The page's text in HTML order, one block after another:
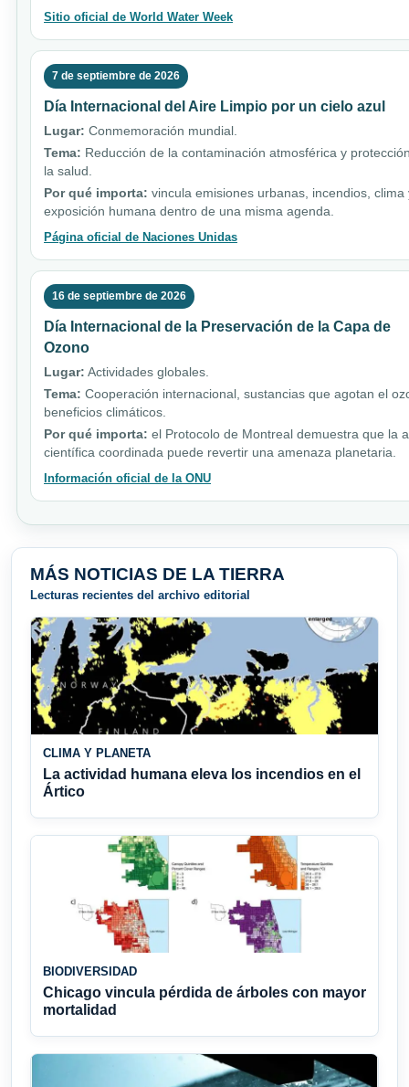
Sitio oficial de World Water Week
7 de septiembre de 2026
Día Internacional del Aire Limpio por un cielo azul
Lugar: Conmemoración mundial.
Tema: Reducción de la contaminación atmosférica y
la salud.
Por qué importa: vincula emisiones urbanas, incendios, clima
exposición humana dentro de una misma agenda.
Página oficial de Naciones Unidas
16 de septiembre de 2026
Día Internacional de la Preservación de la Capa de
Ozono
Lugar: Actividades globales.
Tema: Cooperación internacional, sustancias que agotan el
beneficios climáticos.
Por qué importa: el Protocolo de Montreal demuestra que la
científica coordinada puede revertir una amenaza planetaria.
Información oficial de la ONU
MÁS NOTICIAS DE LA TIERRA
Lecturas recientes del archivo editorial
CLIMA Y PLANETA
La actividad humana eleva los incendios en el
Ártico
BIODIVERSIDAD
Chicago vincula pérdida de árboles con mayor
mortalidad